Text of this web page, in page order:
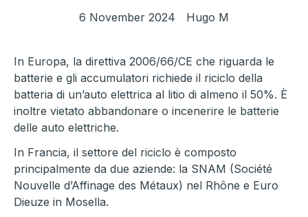
6 November 2024 Hugo M
In Europa, la direttiva 2006/66/CE che riguarda le
batterie e gli accumulatori richiede il riciclo della
batteria di un’auto elettrica al litio di almeno il 50%. È
inoltre vietato abbandonare o incenerire le batterie
delle auto elettriche.
In Francia, il settore del riciclo è composto
principalmente da due aziende: la SNAM (Société
Nouvelle d’Affinage des Métaux) nel Rhône e Euro
Dieuze in Mosella.